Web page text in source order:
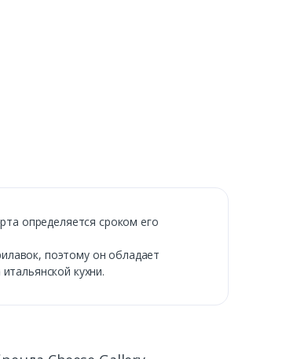
определяется сроком его
поэтому он обладает
кухни.